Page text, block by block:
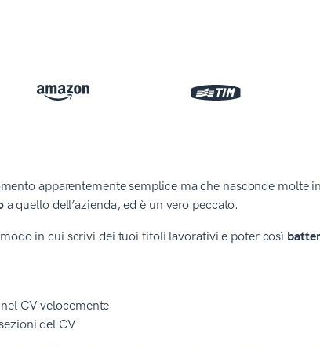
apparentemente semplice ma che nasconde molte
a quello dell’azienda, ed è un vero peccato.
in cui scrivi dei tuoi titoli lavorativi e poter così
CV velocemente
del CV